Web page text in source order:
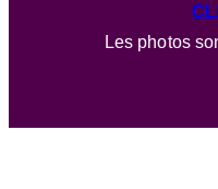
Les photos